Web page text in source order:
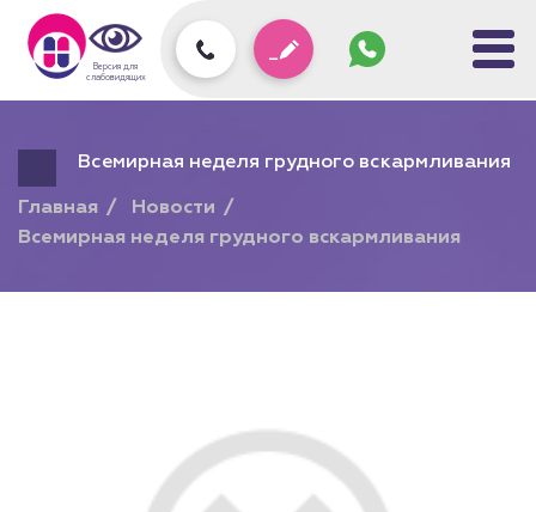
Версия для
слабовидящих
Всемирная неделя грудного вскармливания
Главная
Новости
Всемирная неделя грудного вскармливания